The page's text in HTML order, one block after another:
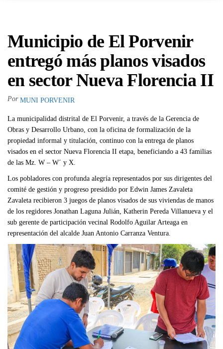
Municipio de El Porvenir
entregó más planos visados
en sector Nueva Florencia II
Por MUNI PORVENIR
La municipalidad distrital de El Porvenir, a través de la Gerencia de
Obras y Desarrollo Urbano, con la oficina de formalización de la
propiedad informal y titulación, continuo con la entrega de planos
visados en el sector Nueva Florencia II etapa, beneficiando a 43 familias
de las Mz. W – W´ y X.
Los pobladores con profunda alegría representados por sus dirigentes del
comité de gestión y progreso presidido por Edwin James Zavaleta
Zavaleta recibieron 3 juegos de planos visados de sus viviendas de manos
de los regidores Jonathan Laguna Julián, Katherin Pereda Villanueva y el
sub gerente de participación vecinal Rodolfo Aguilar Arteaga en
representación del alcalde Juan Antonio Carranza Ventura.